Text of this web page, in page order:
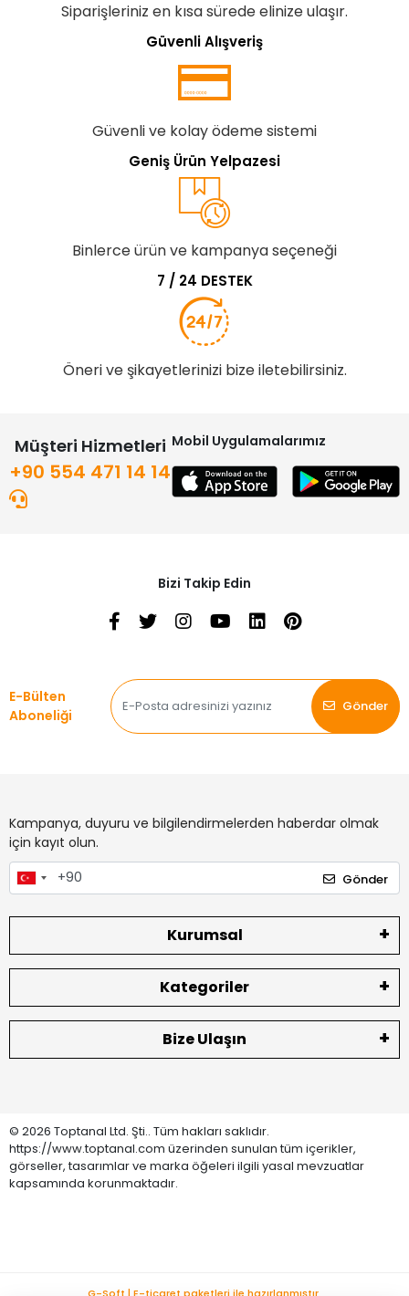
Siparişleriniz en kısa sürede elinize ulaşır.
Güvenli Alışveriş
Güvenli ve kolay ödeme sistemi
Geniş Ürün Yelpazesi
Binlerce ürün ve kampanya seçeneği
7 / 24 DESTEK
Öneri ve şikayetlerinizi bize iletebilirsiniz.
Müşteri Hizmetleri
+90 554 471 14 14
Mobil Uygulamalarımız
Bizi Takip Edin
E-Bülten
Aboneliği
Gönder
Kampanya, duyuru ve bilgilendirmelerden haberdar olmak
için kayıt olun.
Gönder
Kurumsal
Kategoriler
Bize Ulaşın
© 2026 Toptanal Ltd. Şti.. Tüm hakları saklıdır.
https://www.toptanal.com üzerinden sunulan tüm içerikler,
görseller, tasarımlar ve marka öğeleri ilgili yasal mevzuatlar
kapsamında korunmaktadır.
G-Soft | E-ticaret paketleri ile hazırlanmıştır.